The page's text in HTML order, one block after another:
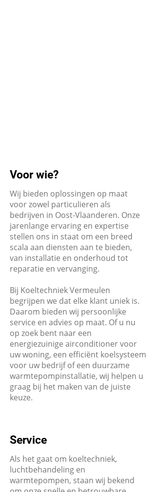
Voor wie?
Wij bieden oplossingen op maat
voor zowel particulieren als
bedrijven in Oost-Vlaanderen. Onze
jarenlange ervaring en expertise
stellen ons in staat om een breed
scala aan diensten aan te bieden,
van installatie en onderhoud tot
reparatie en vervanging.
Bij Koeltechniek Vermeulen
begrijpen we dat elke klant uniek is.
Daarom bieden wij persoonlijke
service en advies op maat. Of u nu
op zoek bent naar een
energiezuinige airconditioner voor
uw woning, een efficiënt koelsysteem
voor uw bedrijf of een duurzame
warmtepompinstallatie, wij helpen u
graag bij het maken van de juiste
keuze.
Service
Als het gaat om koeltechniek,
luchtbehandeling en
warmtepompen, staan wij bekend